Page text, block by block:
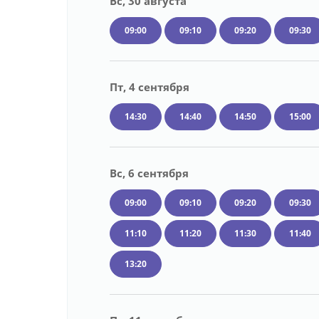
09:00 09:10 09:20 09:30
Пт, 4 сентября
14:30 14:40 14:50 15:00
Вс, 6 сентября
09:00 09:10 09:20 09:30
11:10 11:20 11:30 11:40
13:20